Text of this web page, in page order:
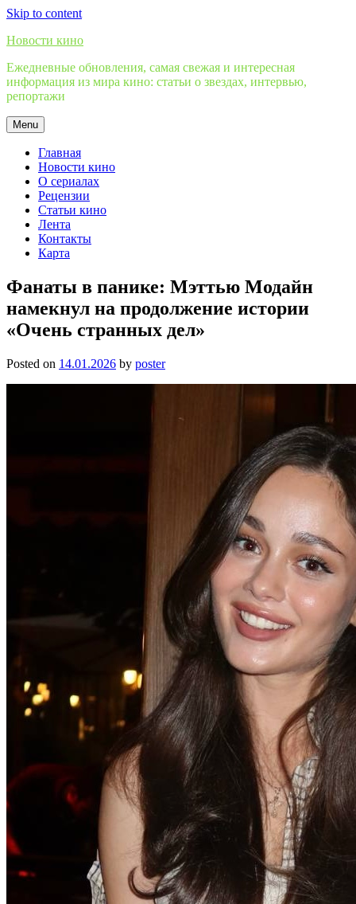
Skip to content
Новости кино
Ежедневные обновления, самая свежая и интересная
информация из мира кино: статьи о звездах, интервью,
репортажи
Menu
Главная
Новости кино
О сериалах
Рецензии
Статьи кино
Лента
Контакты
Карта
Фанаты в панике: Мэттью Модайн
намекнул на продолжение истории
«Очень странных дел»
Posted on 14.01.2026 by poster